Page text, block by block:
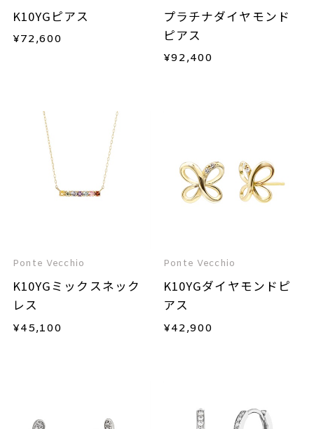
K10YGピアス
¥72,600
プラチナダイヤモンド
ピアス
¥92,400
Ponte Vecchio
K10YGミックスネック
レス
¥45,100
Ponte Vecchio
K10YGダイヤモンドピ
アス
¥42,900